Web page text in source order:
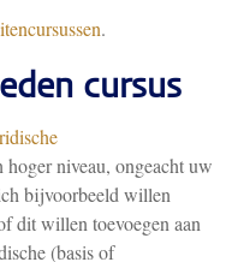
.
cursus
hoger niveau, ongeacht uw
bijvoorbeeld willen
dit willen toevoegen aan
(basis of